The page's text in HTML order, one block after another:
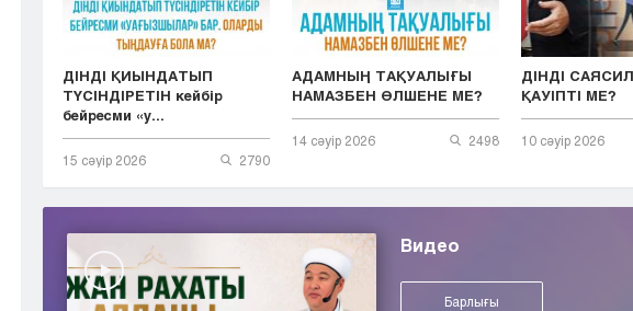
ДІНДІ ҚИЫНДАТЫП
ТҮСІНДІРЕТІН кейбір
бейресми «у...
15 сәуір 2026 2790
АДАМНЫҢ ТАҚУАЛЫҒЫ
НАМАЗБЕН ӨЛШЕНЕ МЕ?
14 сәуір 2026 2498
ДІНДІ
ҚАУІПТІ МЕ?
10 сәуір 2026
Видео
Барлығы